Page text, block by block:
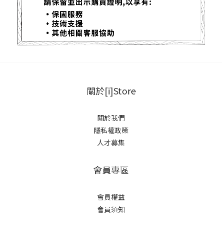
關於[i]Store
關於我們
隱私權政策
人才募集
會員專區
會員權益
會員須知